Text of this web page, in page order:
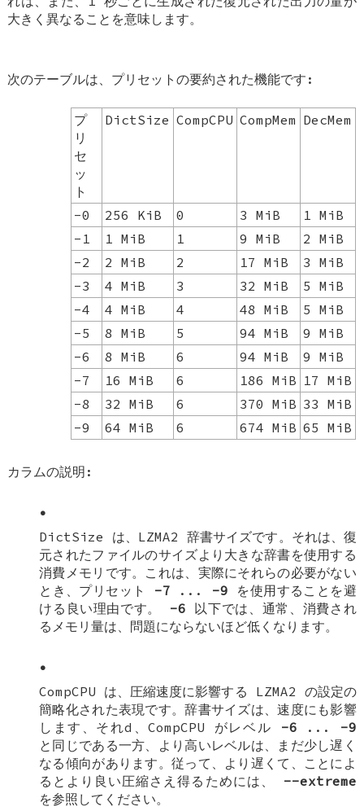
大きく異なることを意味します。
次のテーブルは、プリセットの要約された機能です:
プ
リ
セ
ッ
ト
DictSize CompCPU CompMem DecMem
-0 256 KiB 0 3 MiB
1 MiB
-1
1 MiB 1 9 MiB
2 MiB
-2
2 MiB 2 17 MiB
3 MiB
-3
4 MiB 3 32 MiB
5 MiB
-4
4 MiB 4 48 MiB
5 MiB
-5
8 MiB 5 94 MiB
9 MiB
-6
8 MiB 6 94 MiB
9 MiB
-7
16 MiB 6 186 MiB 17 MiB
-8
32 MiB 6 370 MiB 33 MiB
-9
64 MiB 6 674 MiB 65 MiB
カラムの説明:
•
DictSize は、LZMA2 辞書サイズです。それは、復
元されたファイルのサイズより大きな辞書を使用する
消費メモリです。これは、実際にそれらの必要がない
とき、プリセット -7 ... -9 を使用することを避
ける良い理由です。 -6 以下では、通常、消費され
るメモリ量は、問題にならないほど低くなります。
•
CompCPU は、圧縮速度に影響する LZMA2 の設定の
簡略化された表現です。辞書サイズは、速度にも影響
します、それd、CompCPU がレベル -6 ... -9
と同じである一方、より高いレベルは、まだ少し遅く
なる傾向があります。従って、より遅くて、ことによ
るとより良い圧縮さえ得るためには、 --extreme
を参照してください。